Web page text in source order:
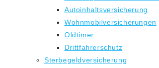
Autoinhaltsversicherung
Wohnmobilversicherungen
Oldtimer
Drittfahrerschutz
Sterbegeldversicherung